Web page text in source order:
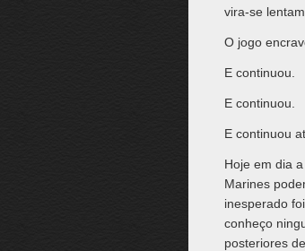
vira-se
O jogo
E continuou.
E continuou.
E continuou
Hoje em dia
Marines
inesperado
conheço
posteriores